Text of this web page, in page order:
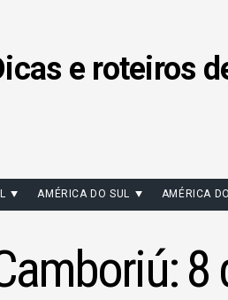
e roteiros
AMÉRICA DO SUL AMÉRICA